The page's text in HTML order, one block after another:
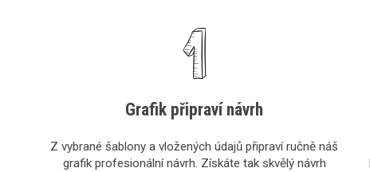
Grafik připraví návrh
Z vybrané šablony a vložených údajů připraví ručně náš
grafik profesionální návrh. Získáte tak skvělý návrh